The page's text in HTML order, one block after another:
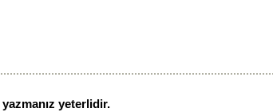
yeterlidir.